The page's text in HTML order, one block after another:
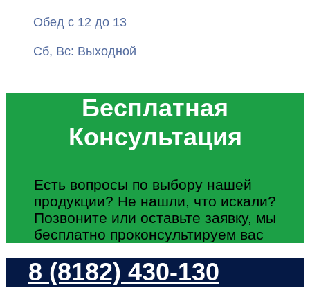
Обед с 12 до 13
Сб, Вс: Выходной
Бесплатная
Консультация
Есть вопросы по выбору нашей
продукции? Не нашли, что искали?
Позвоните или оставьте заявку, мы
бесплатно проконсультируем вас
8 (8182) 430-130